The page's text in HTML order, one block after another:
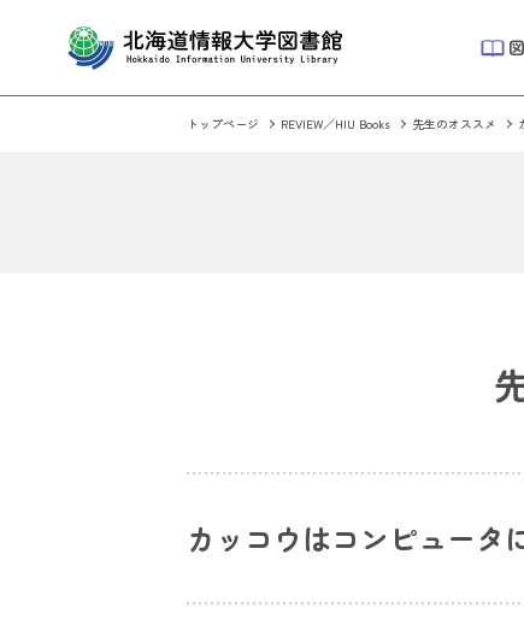
トップページ REVIEW／HIU Books 先生のオススメ
カッコウはコンピュータ